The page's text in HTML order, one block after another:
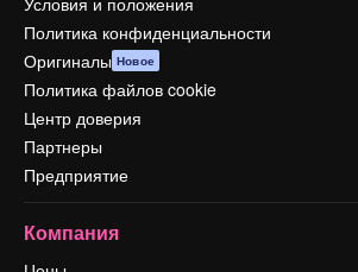
Политика конфиденциальности
Оригиналы Новое
Политика файлов cookie
Центр доверия
Партнеры
Предприятие
Компания